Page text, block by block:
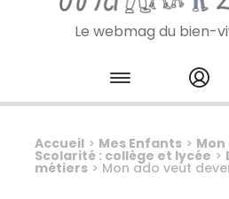
Je m'inscris à la
Le webmag du bien-
Skip to
Accueil > Mes Enfants > Mon
Scolarité : collège et lycée >
métiers > Mon ado veut